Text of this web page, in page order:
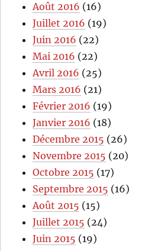
Août 2016 (16)
Juillet 2016 (19)
Juin 2016 (22)
Mai 2016 (22)
Avril 2016 (25)
Mars 2016 (21)
Février 2016 (19)
Janvier 2016 (18)
Décembre 2015 (26)
Novembre 2015 (20)
Octobre 2015 (17)
Septembre 2015 (16)
Août 2015 (15)
Juillet 2015 (24)
Juin 2015 (19)